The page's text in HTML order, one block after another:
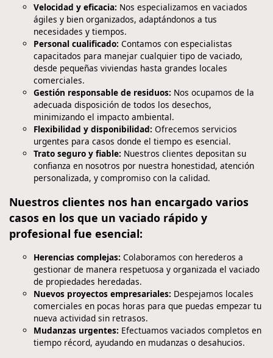
Velocidad y eficacia: Nos especializamos en vaciados
ágiles y bien organizados, adaptándonos a tus
necesidades y tiempos.
Personal cualificado: Contamos con especialistas
capacitados para manejar cualquier tipo de vaciado,
desde pequeñas viviendas hasta grandes locales
comerciales.
Gestión responsable de residuos: Nos ocupamos de la
adecuada disposición de todos los desechos,
minimizando el impacto ambiental.
Flexibilidad y disponibilidad: Ofrecemos servicios
urgentes para casos donde el tiempo es esencial.
Trato seguro y fiable: Nuestros clientes depositan su
confianza en nosotros por nuestra honestidad, atención
personalizada, y compromiso con la calidad.
Nuestros clientes nos han encargado varios
casos en los que un vaciado rápido y
profesional fue esencial:
Herencias complejas: Colaboramos con herederos a
gestionar de manera respetuosa y organizada el vaciado
de propiedades heredadas.
Nuevos proyectos empresariales: Despejamos locales
comerciales en pocas horas para que puedas empezar tu
nueva actividad sin retrasos.
Mudanzas urgentes: Efectuamos vaciados completos en
tiempo récord, ayudando en mudanzas o desahucios.